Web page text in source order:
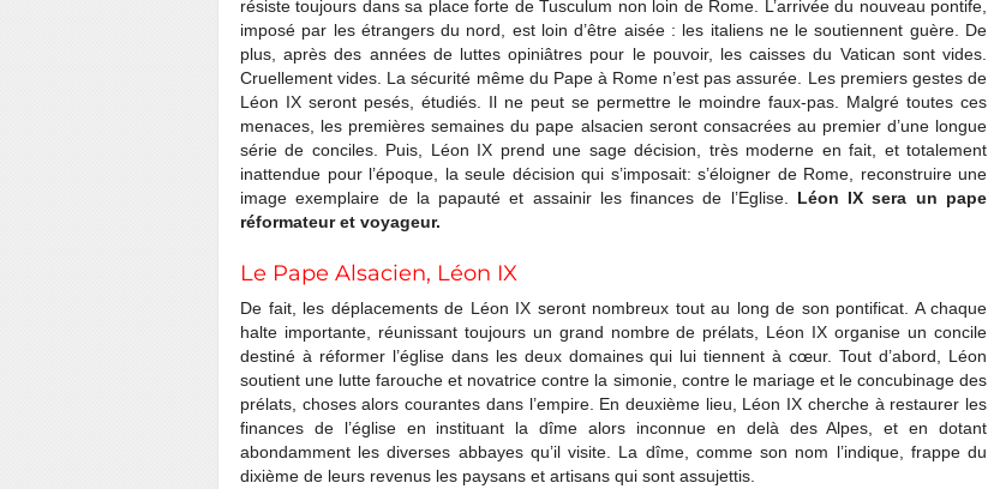
résiste toujours dans sa place forte de Tusculum non loin de Rome. L’arrivée du nouveau pontife,
imposé par les étrangers du nord, est loin d’être aisée : les italiens ne le soutiennent guère. De
plus, après des années de luttes opiniâtres pour le pouvoir, les caisses du Vatican sont vides.
Cruellement vides. La sécurité même du Pape à Rome n’est pas assurée. Les premiers gestes de
Léon IX seront pesés, étudiés. Il ne peut se permettre le moindre faux-pas. Malgré toutes ces
menaces, les premières semaines du pape alsacien seront consacrées au premier d’une longue
série de conciles. Puis, Léon IX prend une sage décision, très moderne en fait, et totalement
inattendue pour l’époque, la seule décision qui s’imposait: s’éloigner de Rome, reconstruire une
image exemplaire de la papauté et assainir les finances de l’Eglise. Léon IX sera un pape
réformateur et voyageur.
Le Pape Alsacien, Léon IX
De fait, les déplacements de Léon IX seront nombreux tout au long de son pontificat. A chaque
halte importante, réunissant toujours un grand nombre de prélats, Léon IX organise un concile
destiné à réformer l’église dans les deux domaines qui lui tiennent à cœur. Tout d’abord, Léon
soutient une lutte farouche et novatrice contre la simonie, contre le mariage et le concubinage des
prélats, choses alors courantes dans l’empire. En deuxième lieu, Léon IX cherche à restaurer les
finances de l’église en instituant la dîme alors inconnue en delà des Alpes, et en dotant
abondamment les diverses abbayes qu’il visite. La dîme, comme son nom l’indique, frappe du
dixième de leurs revenus les paysans et artisans qui sont assujettis.